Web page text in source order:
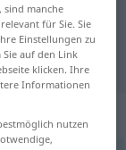
sind manche
für Sie. Sie
Einstellungen zu
auf den Link
klicken. Ihre
Informationen
nutzen